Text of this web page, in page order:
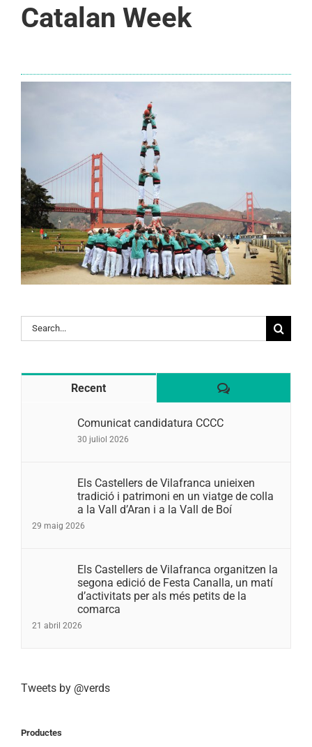
Catalan Week
Search
for:
Recent Comentaris
Comunicat candidatura CCCC
30 juliol 2026
Els Castellers de Vilafranca unieixen
tradició i patrimoni en un viatge de colla
a la Vall d’Aran i a la Vall de Boí
29 maig 2026
Els Castellers de Vilafranca organitzen la
segona edició de Festa Canalla, un matí
d’activitats per als més petits de la
comarca
21 abril 2026
Tweets by @verds
Productes